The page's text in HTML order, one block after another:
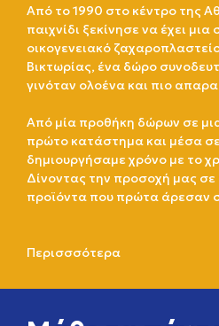
Από το 1990 στο κέντρο της
παιχνίδι ξεκίνησε να έχει
οικογενειακό
Βικτωρίας, ένα δώρο
γινόταν ολοένα και πιο
Από μία προθήκη δώρων σε
πρώτο κατάστημα και μέσα
δημιουργήσαμε χρόνο με το
Δίνοντας την προσοχή μας
προϊόντα που πρώτα άρεσαν
Περισσσότερα